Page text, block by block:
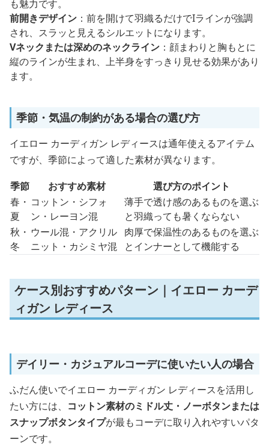
も魅力です。
前開きデザイン ：前を開けて羽織るだけでIラインが強調
され、スラッと見えるシルエットになります。
Vネックまたは深めのネックライン ：顔まわりと胸もとに
縦のラインが生まれ、上半身をすっきり見せる効果があり
ます。
季節・気温の制約がある場合の選び方
イエロー カーディガン レディースは通年使えるアイテム
ですが、季節によって適した素材が異なります。
季節
おすすめ素材
選び方のポイント
春・
夏
コットン・シフォ
ン・レーヨン混
薄手で透け感のあるものを選ぶ
と羽織っても暑くならない
秋・
冬
ウール混・アクリル
ニット・カシミヤ混
肉厚で保温性のあるものを選ぶ
とインナーとして機能する
ケース別おすすめパターン｜イエロー カーデ
ィガン レディース
デイリー・カジュアルコーデに使いたい人の場合
ふだん使いでイエロー カーディガン レディースを活用し
たい方には、 コットン素材のミドル丈・ノーボタンまたは
スナップボタンタイプが最もコーデに取り入れやすいパタ
ーンです。